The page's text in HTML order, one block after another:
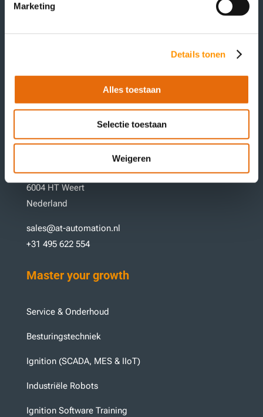
Marketing
Details tonen
Alles toestaan
Selectie toestaan
Weigeren
Graafschap Hornelaan 202
6004 HT Weert
Nederland
sales@at-automation.nl
+31 495 622 554
Master your growth
Service & Onderhoud
Besturingstechniek
Ignition (SCADA, MES & IIoT)
Industriële Robots
Ignition Software Training